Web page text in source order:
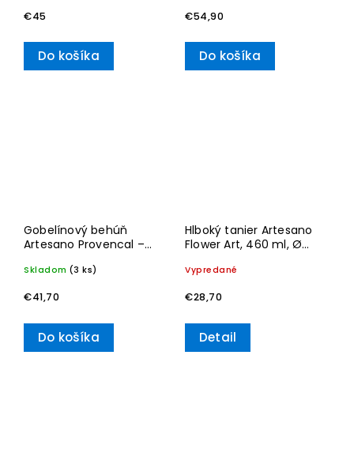
€45
Do košíka
€54,90
Do košíka
Gobelínový behúň
Artesano Provencal –
Skladom (3 ks)
€41,70
Do košíka
Hlboký tanier Artesano
Flower Art, 460 ml, Ø
Boch
Vypredané
€28,70
Detail